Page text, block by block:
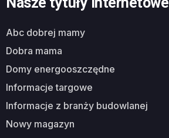
abc dobrej mamy
dobra mama
domy energooszczędne
informacje targowe
informacje z branży budowlanej
nowy magazyn